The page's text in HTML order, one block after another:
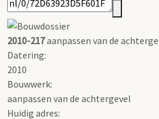
2010-217aanpassen van de
Datering:
2010
Bouwwerk:
aanpassen van de achtergevel
Huidig adres: